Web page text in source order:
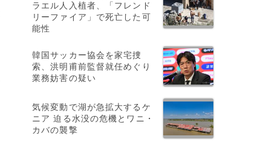
ラエル人入植者、「フレンド
リーファイア」で死亡した可
能性
韓国サッカー協会を家宅捜
索、洪明甫前監督就任めぐり
業務妨害の疑い
気候変動で湖が急拡大するケ
ニア 迫る水没の危機とワニ・
カバの襲撃